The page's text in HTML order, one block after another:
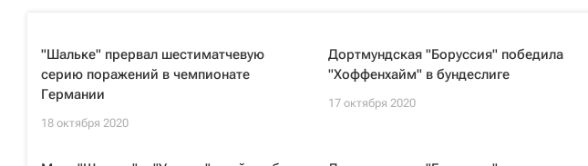
"Шальке" прервал шестиматчевую
серию поражений в чемпионате
Германии
18 октября 2020
Дортмундская "Боруссия" победила
"Хоффенхайм" в бундеслиге
17 октября 2020